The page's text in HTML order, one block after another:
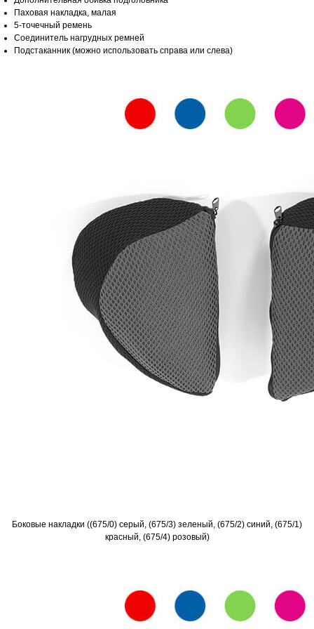
Паховая накладка, малая
5-точечный ремень
Соединитель нагрудных ремней
Подстаканник (можно использовать справа или слева)
Боковые накладки ((675/0) серый, (675/3) зеленый, (675/2) синий, (675/1)
красный, (675/4) розовый)